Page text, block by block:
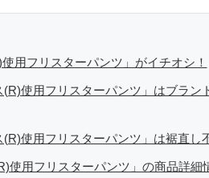
用フリスターパンツ」がイチオシ！
使用フリスターパンツ」はブラン
使用フリスターパンツ」は裾直し
使用フリスターパンツ」の商品詳細